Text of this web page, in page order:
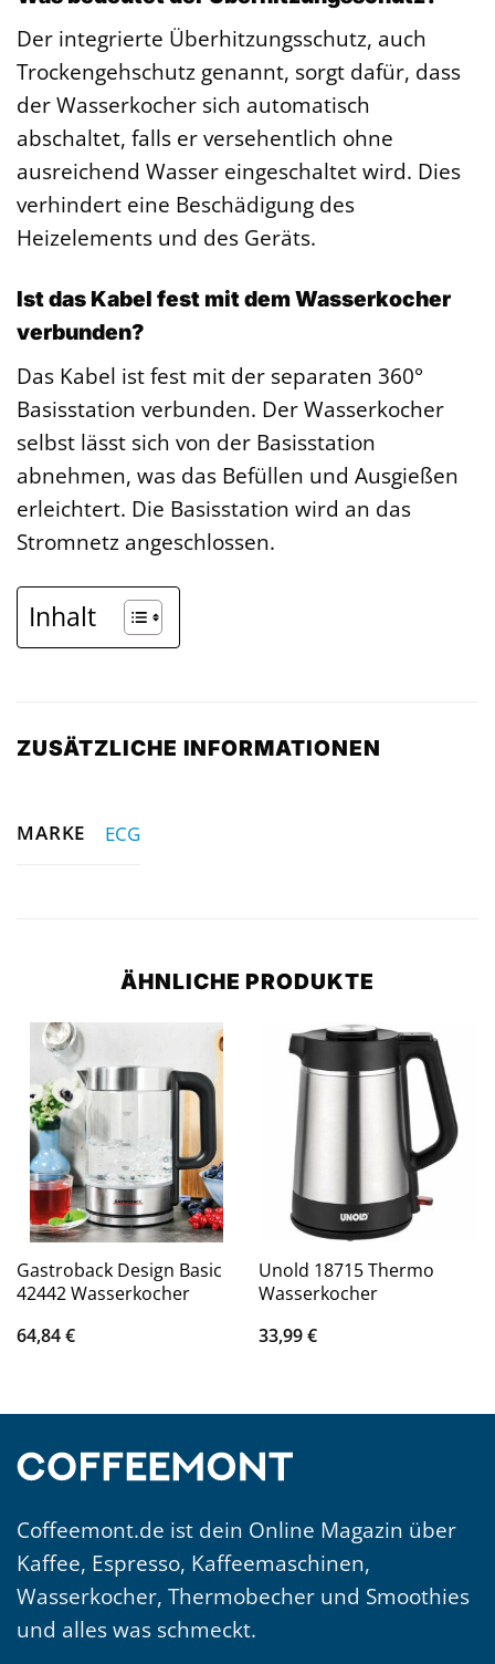
Der integrierte Überhitzungsschutz, auch
Trockengehschutz genannt, sorgt dafür, dass
der Wasserkocher sich automatisch
abschaltet, falls er versehentlich ohne
ausreichend Wasser eingeschaltet wird. Dies
verhindert eine Beschädigung des
Heizelements und des Geräts.
Ist das Kabel fest mit dem Wasserkocher
verbunden?
Das Kabel ist fest mit der separaten 360°
Basisstation verbunden. Der Wasserkocher
selbst lässt sich von der Basisstation
abnehmen, was das Befüllen und Ausgießen
erleichtert. Die Basisstation wird an das
Stromnetz angeschlossen.
Inhalt
ZUSÄTZLICHE INFORMATIONEN
MARKE ECG
ÄHNLICHE PRODUKTE
Gastroback Design Basic
42442 Wasserkocher
64,84€
Unold 18715 Thermo
Wasserkocher
33,99€
Coffeemont.de ist dein Online Magazin über
Kaffee, Espresso, Kaffeemaschinen,
Wasserkocher, Thermobecher und Smoothies
und alles was schmeckt.